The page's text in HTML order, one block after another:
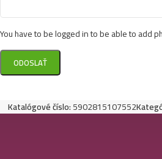
You have to be logged in to be able to add
Katalógové číslo:5902815107552